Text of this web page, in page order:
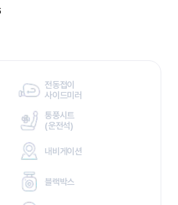
전동접이
사이드미러
통풍시트
(운전석)
내비게이션
블랙박스